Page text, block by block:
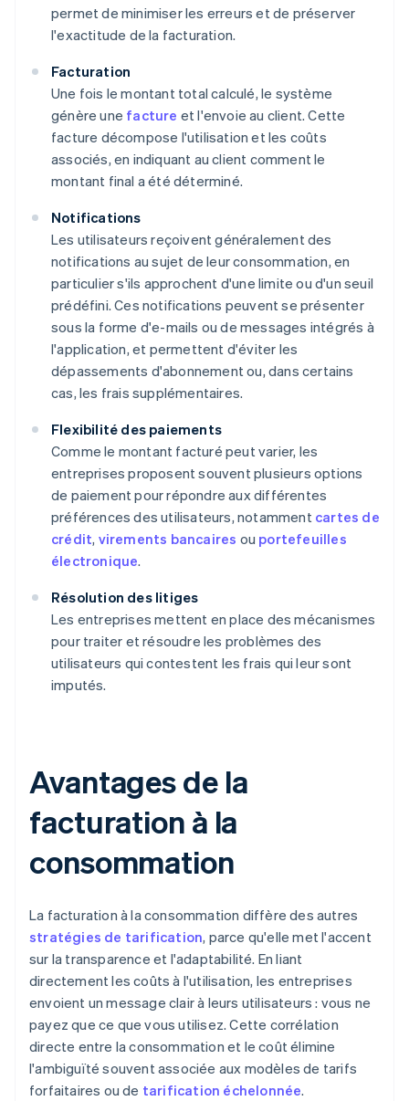
permet de minimiser les erreurs et de préserver
l'exactitude de la facturation.
Facturation
Une fois le montant total calculé, le système
génère une facture et l'envoie au client. Cette
facture décompose l'utilisation et les coûts
associés, en indiquant au client comment le
montant final a été déterminé.
Notifications
Les utilisateurs reçoivent généralement des
notifications au sujet de leur consommation, en
particulier s'ils approchent d'une limite ou d'un seuil
prédéfini. Ces notifications peuvent se présenter
sous la forme d'e-mails ou de messages intégrés à
l'application, et permettent d'éviter les
dépassements d'abonnement ou, dans certains
cas, les frais supplémentaires.
Flexibilité des paiements
Comme le montant facturé peut varier, les
entreprises proposent souvent plusieurs options
de paiement pour répondre aux différentes
préférences des utilisateurs, notamment cartes de
crédit, virements bancaires ou portefeuilles
électronique.
Résolution des litiges
Les entreprises mettent en place des mécanismes
pour traiter et résoudre les problèmes des
utilisateurs qui contestent les frais qui leur sont
imputés.
Avantages de la
facturation à la
consommation
La facturation à la consommation diffère des autres
stratégies de tarification, parce qu'elle met l'accent
sur la transparence et l'adaptabilité. En liant
directement les coûts à l'utilisation, les entreprises
envoient un message clair à leurs utilisateurs : vous ne
payez que ce que vous utilisez. Cette corrélation
directe entre la consommation et le coût élimine
l'ambiguïté souvent associée aux modèles de tarifs
forfaitaires ou de tarification échelonnée.